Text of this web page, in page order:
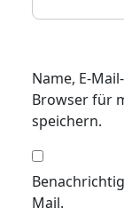
Name, E-
Browser für
speichern.
Mail.